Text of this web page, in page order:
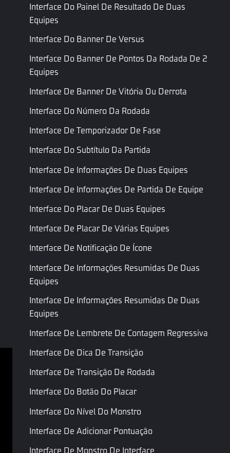
Interface Do Painel De Resultado De Duas
Equipes
Interface Do Banner De Versus
Interface Do Banner De Pontos Da Rodada De 2
Equipes
Interface De Banner De Vitória Ou Derrota
Interface Do Número Da Rodada
Interface De Temporizador De Fase
Interface Do Subtítulo Da Partida
Interface De Informações De Duas Equipes
Interface De Informações De Partida De Equipe
Interface Do Placar De Duas Equipes
Interface De Placar De Várias Equipes
Interface De Notificação De Ícone
Interface De Informações Resumidas De Duas
Equipes
Interface De Informações Resumidas De Duas
Equipes
Interface De Lembrete De Contagem Regressiva
Interface De Dica De Transição
Interface De Transição De Rodada
Interface Do Botão Do Placar
Interface Do Nível Do Monstro
Interface De Adicionar Pontuação
Interface De Monstro De Interface
Máscara
roupa
Identificação
Facial
roupa
ID de
Facepaint
Torso
roupa
Somente
ID da parte
corpo
Inferior
ID de
Somente
ID da parte
inferior do
corpo
Bottom
Sapatos
ID de
Somente
leitura
Shoes
Termos de serviço
Política de Privacidade
Termos e Condições
Copyright © Garena Online. As marcas registradas
pertencem aos seus respectivos proprietários. Todos